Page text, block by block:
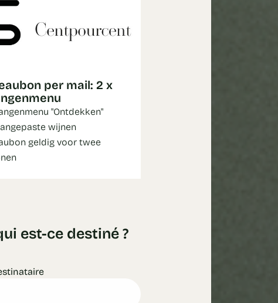
per mail: 2 x
"Ontdekken"
wijnen
geldig voor twee
est-ce destiné ?